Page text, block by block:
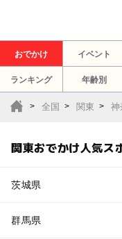
おでかけ イベント
ランキング 年齢別
全国 関東 神
関東おでかけ人気ス
茨城県
群馬県